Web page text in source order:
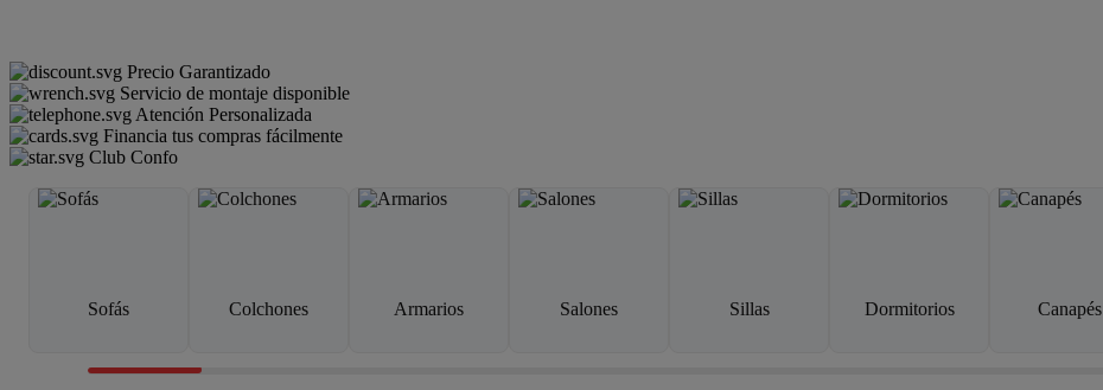
Precio Garantizado
Servicio de montaje disponible
Atención Personalizada
Financia tus compras fácilmente
Club Confo
Sofás Colchones Armarios Salones Sillas Dormitorios Canapés